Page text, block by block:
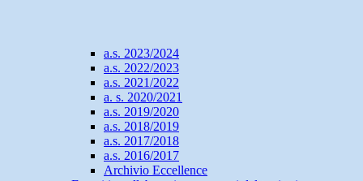
a.s. 2023/2024
a.s. 2022/2023
a.s. 2021/2022
a. s. 2020/2021
a.s. 2019/2020
a.s. 2018/2019
a.s. 2017/2018
a.s. 2016/2017
Archivio Eccellence